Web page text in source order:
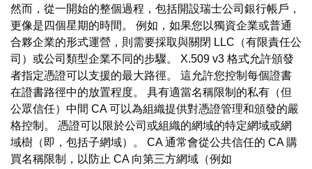
然而，從一開始的整個過程，包括開設瑞士公司銀行帳戶，
更像是四個星期的時間。 例如，如果您以獨資企業或普通
合夥企業的形式運營，則需要採取與關閉 LLC（有限責任公
司）或公司類型企業不同的步驟。 X.509 v3 格式允許頒發
者指定憑證可以支援的最大路徑。 這允許您控制每個證書
在證書路徑中的放置程度。 具有適當名稱限制的私有（但
公眾信任）中間 CA 可以為組織提供對憑證管理和頒發的嚴
格控制。 憑證可以限於公司或組織的網域的特定網域或網
域樹（即，包括子網域）。 CA 通常會從公共信任的 CA 購
買名稱限制，以防止 CA 向第三方網域（例如